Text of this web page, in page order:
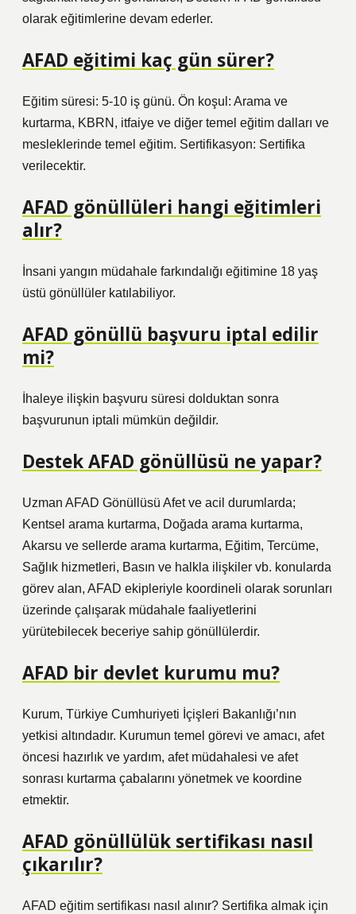
olarak eğitimlerine devam ederler.
AFAD eğitimi kaç gün sürer?
Eğitim süresi: 5-10 iş günü. Ön koşul: Arama ve
kurtarma, KBRN, itfaiye ve diğer temel eğitim dalları ve
mesleklerinde temel eğitim. Sertifikasyon: Sertifika
verilecektir.
AFAD gönüllüleri hangi eğitimleri
alır?
İnsani yangın müdahale farkındalığı eğitimine 18 yaş
üstü gönüllüler katılabiliyor.
AFAD gönüllü başvuru iptal edilir
mi?
İhaleye ilişkin başvuru süresi dolduktan sonra
başvurunun iptali mümkün değildir.
Destek AFAD gönüllüsü ne yapar?
Uzman AFAD Gönüllüsü Afet ve acil durumlarda;
Kentsel arama kurtarma, Doğada arama kurtarma,
Akarsu ve sellerde arama kurtarma, Eğitim, Tercüme,
Sağlık hizmetleri, Basın ve halkla ilişkiler vb. konularda
görev alan, AFAD ekipleriyle koordineli olarak sorunları
üzerinde çalışarak müdahale faaliyetlerini
yürütebilecek beceriye sahip gönüllülerdir.
AFAD bir devlet kurumu mu?
Kurum, Türkiye Cumhuriyeti İçişleri Bakanlığı’nın
yetkisi altındadır. Kurumun temel görevi ve amacı, afet
öncesi hazırlık ve yardım, afet müdahalesi ve afet
sonrası kurtarma çabalarını yönetmek ve koordine
etmektir.
AFAD gönüllülük sertifikası nasıl
çıkarılır?
AFAD eğitim sertifikası nasıl alınır? Sertifika almak için